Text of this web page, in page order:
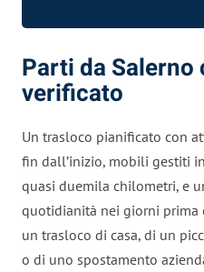
Parti da Salerno
verificato
Un trasloco pianificato con
fin dall’inizio, mobili gestiti
quasi duemila chilometri, e
quotidianità nei giorni prima
un trasloco di casa, di un
o di uno spostamento